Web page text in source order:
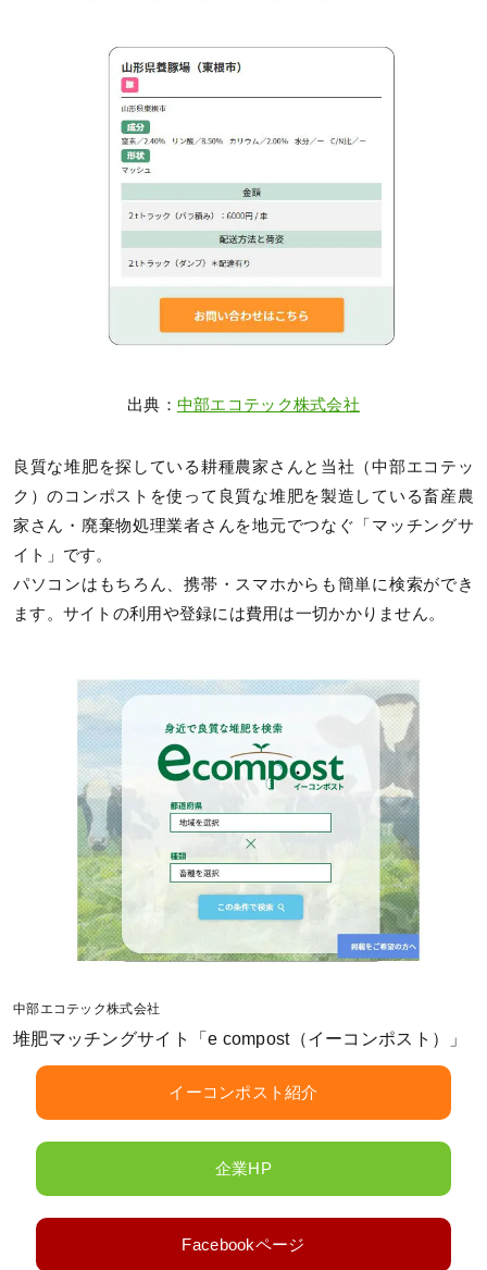
出典： 中部エコテック株式会社
良質な堆肥を探している耕種農家さんと当社（中部エコテッ
ク）のコンポストを使って良質な堆肥を製造している畜産農
家さん・廃棄物処理業者さんを地元でつなぐ「マッチングサ
イト」です。
パソコンはもちろん、携帯・スマホからも簡単に検索ができ
ます。サイトの利用や登録には費用は一切かかりません。
中部エコテック株式会社
堆肥マッチングサイト「e compost（イーコンポスト）」
イーコンポスト紹介
企業HP
Facebookページ